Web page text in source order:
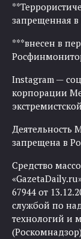
запрещенная
***внесен в
Instagram —
корпорации
Деятельность
запрещена в
Средство
67944 от
службой по
технологий и